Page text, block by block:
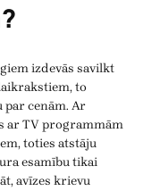
izdevās savilkt
to
par cenām. Ar
ar TV programmām
toties atstāju
esamību tikai
avīzes krievu